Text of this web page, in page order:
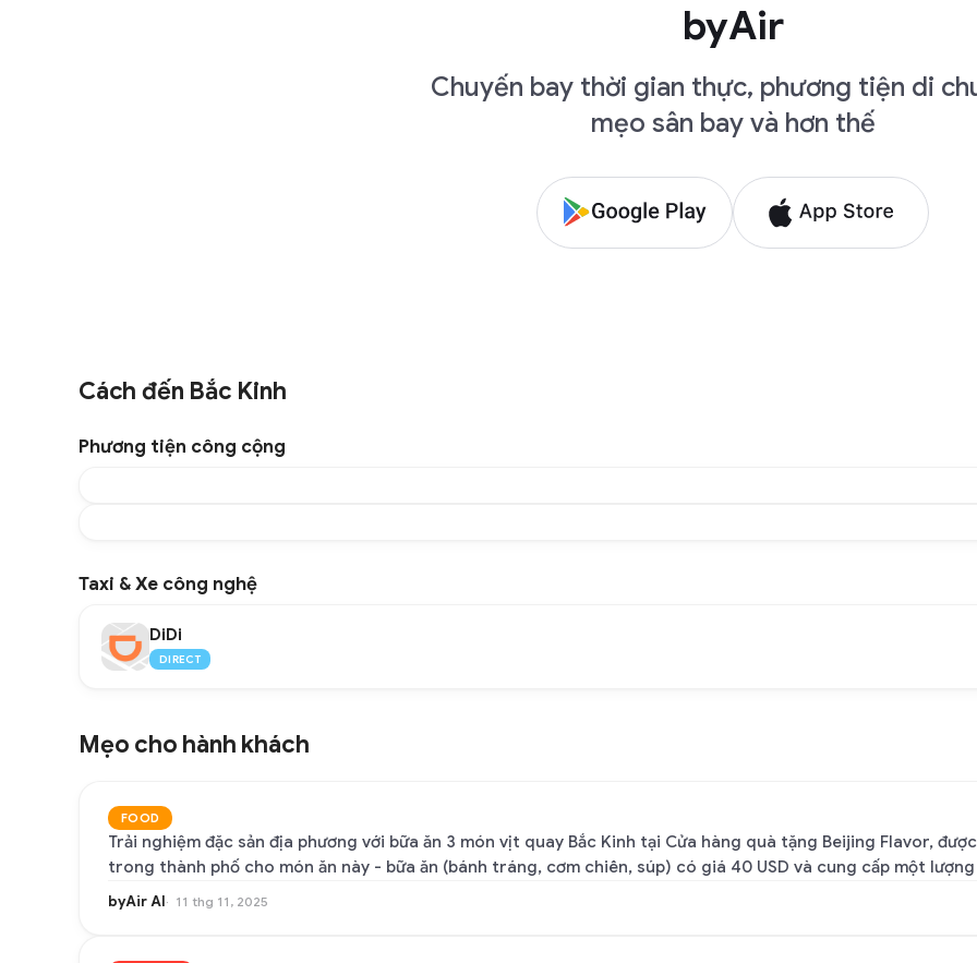
byAir
Chuyến bay thời gian thực, phương tiện di
mẹo sân bay và hơn thế
Cách đến Bắc Kinh
Phương tiện công cộng
Taxi & Xe công nghệ
DiDi
DIRECT
Mẹo cho hành khách
FOOD
Trải nghiệm đặc sản địa phương với bữa ăn 3 món vịt quay Bắc Kinh tại Cửa hàng quà tặng Beijing Flavor,
trong thành phố cho món ăn này - bữa ăn (bánh tráng, cơm chiên, súp) có giá 40 USD và cung cấp một
byAir AI 11 thg 11, 2025